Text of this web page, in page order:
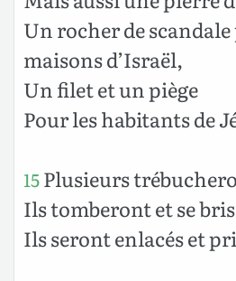
Un rocher de
maisons d’Israël,
Un filet et un piège
Pour les habitants de
15Plusieurs
Ils tomberont et se
Ils seront enlacés et